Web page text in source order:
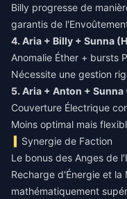
Billy progresse de
garantis de
4. Aria + Billy + Sunna
Anomalie Éther + bursts
Nécessite une gestion
5. Aria + Anton +
Couverture Électrique
Moins optimal mais
Synergie de Faction
Le bonus des Anges de
Recharge d'Énergie et
mathématiquement